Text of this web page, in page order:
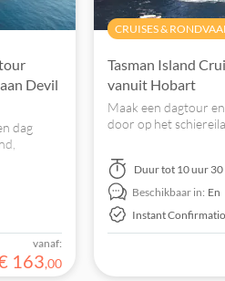
Devil
dag
vanaf:
163,00
CRUISES &
Tasman Island
vanuit Hobart
Maak een dagtour
door op het
Duurtot 10 uur
Beschikbaar in: En
Instant